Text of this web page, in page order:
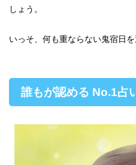
しょう。
いっそ、何も重ならない鬼宿日
誰もが認める No.1占